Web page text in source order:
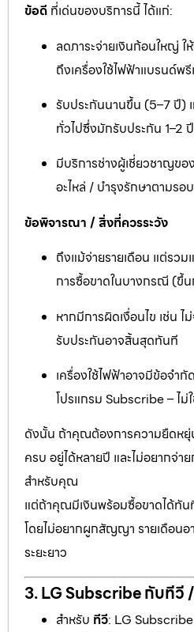
ข้อดี ที่เด่นของบริการนี้ ได้แก่:
ลดภาระจ่ายเงินก้อนใหญ่ ให้
ถึงเครื่องใช้ไฟฟ้าแบรนด์พรี
รับประกันนานขึ้น (5–7 ปี)
ทั่วไปซึ่งมักรับประกัน 1–2 ปี
มีบริการช่างผู้เชี่ยวชาญข
อะไหล่ / บำรุงรักษาตามร
ข้อพิจารณา / สิ่งที่ควรระวัง
ถึงแม้จ่ายรายเดือน แต่รว
การซื้อขาดในบางกรณี (ขึ้
หากมีการผิดเงื่อนไข เช่น ไ
รับประกันอาจสิ้นสุดทันที
เครื่องใช้ไฟฟ้าอาจมีข้อจำ
โปรแกรม Subscribe – ไ
ดังนั้น ถ้าคุณต้องการความยืดหยุ่
ครบ อยู่ได้หลายปี และไม่อยากจ่
สำหรับคุณ
แต่ถ้าคุณมีเงินพร้อมซื้อขาดได้ทัน
โดยไม่อยากผูกสัญญา รายเดือนอ
ระยะยาว
3. LG Subscribe กับทีวี
สำหรับ ทีวี: LG